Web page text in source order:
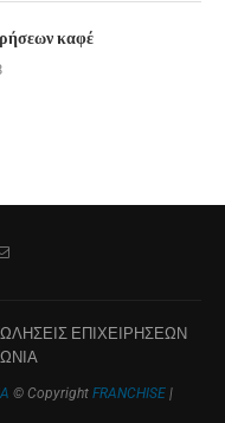
καφέ
ΕΠΙΧΕΙΡΗΣΕΩΝ
© Copyright FRANCHISE |